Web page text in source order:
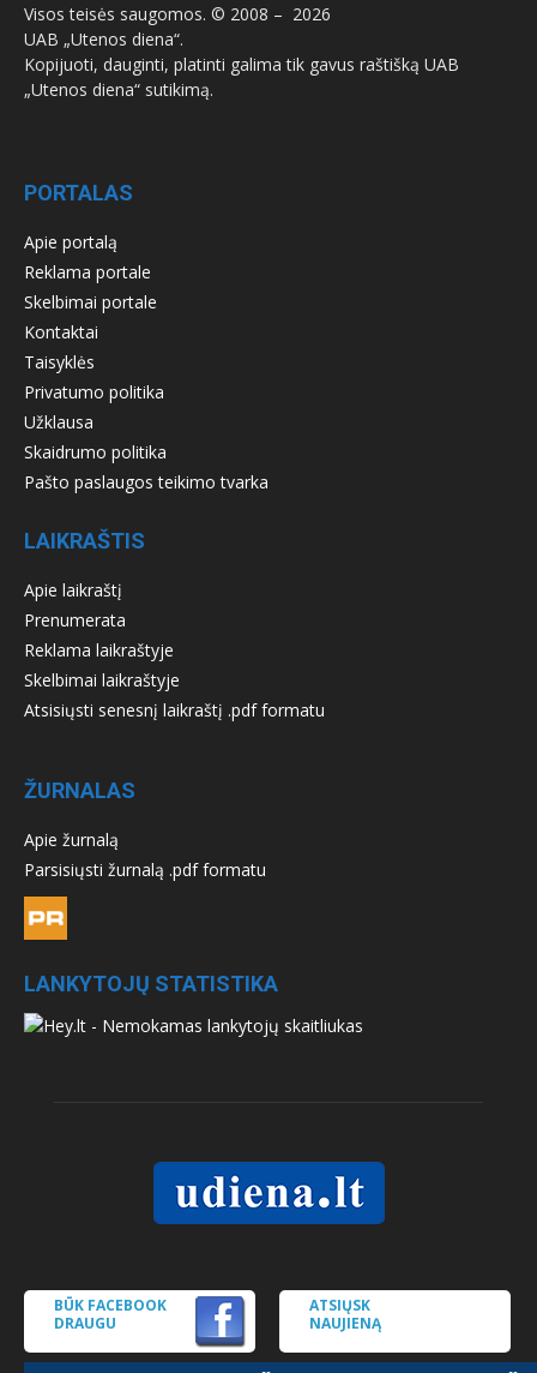
Visos teisės saugomos. © 2008 – 2026
UAB „Utenos diena“.
Kopijuoti, dauginti, platinti galima tik gavus raštišką UAB
„Utenos diena“ sutikimą.
PORTALAS
Apie portalą
Reklama portale
Skelbimai portale
Kontaktai
Taisyklės
Privatumo politika
Užklausa
Skaidrumo politika
Pašto paslaugos teikimo tvarka
LAIKRAŠTIS
Apie laikraštį
Prenumerata
Reklama laikraštyje
Skelbimai laikraštyje
Atsisiųsti senesnį laikraštį .pdf formatu
ŽURNALAS
Apie žurnalą
Parsisiųsti žurnalą .pdf formatu
LANKYTOJŲ STATISTIKA
BŪK FACEBOOK
DRAUGU
ATSIŲSK
NAUJIENĄ